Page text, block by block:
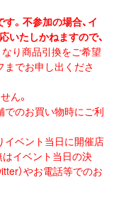
。不参加の場合、イ
いたしかねますので、
り商品引換をご希望
でお申し出くださ
ん。
のお買い物時にご利
イベント当日に開催店
イベント 当日の決
）やお電話等でのお